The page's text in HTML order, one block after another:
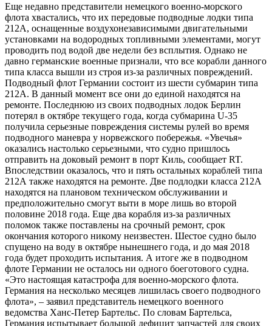
Еще недавно представители немецкого военно-морского
флота хвастались, что их передовые подводные лодки типа
212А, оснащенные воздухонезависимыми двигательными
установками на водородных топливными элементами, могут
проводить под водой две недели без всплытия. Однако не
давно германские военные признали, что все корабли данного
типа класса вышли из строя из-за различных повреждений.
Подводный флот Германии состоит из шести субмарин типа
212А. В данный момент все они до единой находятся на
ремонте. Последнюю из своих подводных лодок Берлин
потерял в октябре текущего года, когда субмарина U-35
получила серьезные повреждения системы рулей во время
подводного маневра у норвежского побережья. «Увечья»
оказались настолько серьезными, что судно пришлось
отправить на доковый ремонт в порт Киль, сообщает RT.
Впоследствии оказалось, что и пять остальных кораблей типа
212А также находятся на ремонте. Две подлодки класса 212А
находятся на плановом техническом обслуживании и
предположительно смогут выти в море лишь во второй
половине 2018 года. Еще два корабля из-за различных
поломок также поставлены на срочный ремонт, срок
окончания которого никому неизвестен. Шестое судно было
спущено на воду в октябре нынешнего года, и до мая 2018
года будет проходить испытания. А итоге же в подводном
флоте Германии не осталось ни одного боеготового судна.
«Это настоящая катастрофа для военно-морского флота.
Германия на несколько месяцев лишилась своего подводного
флота», – заявил представитель немецкого военного
ведомства Ханс-Петер Бартельс. По словам Бартельса,
Германия испытывает большой дефицит запчастей для своих